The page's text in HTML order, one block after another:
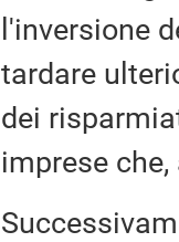
l'inversione
tardare
dei
imprese